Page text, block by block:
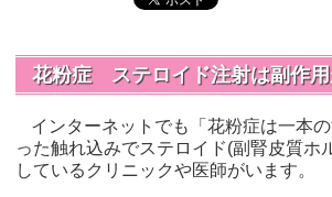
花粉症 ステロイド注射は副作
インターネットでも「花粉症は一本
った触れ込みでステロイド(副腎皮質ホ
しているクリニックや医師がいます。